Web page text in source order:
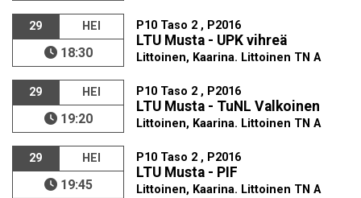
29 HEI
18:30
P10 Taso 2 , P2016
LTU Musta - UPK vihreä
Littoinen, Kaarina. Littoinen TN A
29 HEI
19:20
P10 Taso 2 , P2016
LTU Musta - TuNL Valkoinen
Littoinen, Kaarina. Littoinen TN A
29 HEI
19:45
P10 Taso 2 , P2016
LTU Musta - PIF
Littoinen, Kaarina. Littoinen TN A